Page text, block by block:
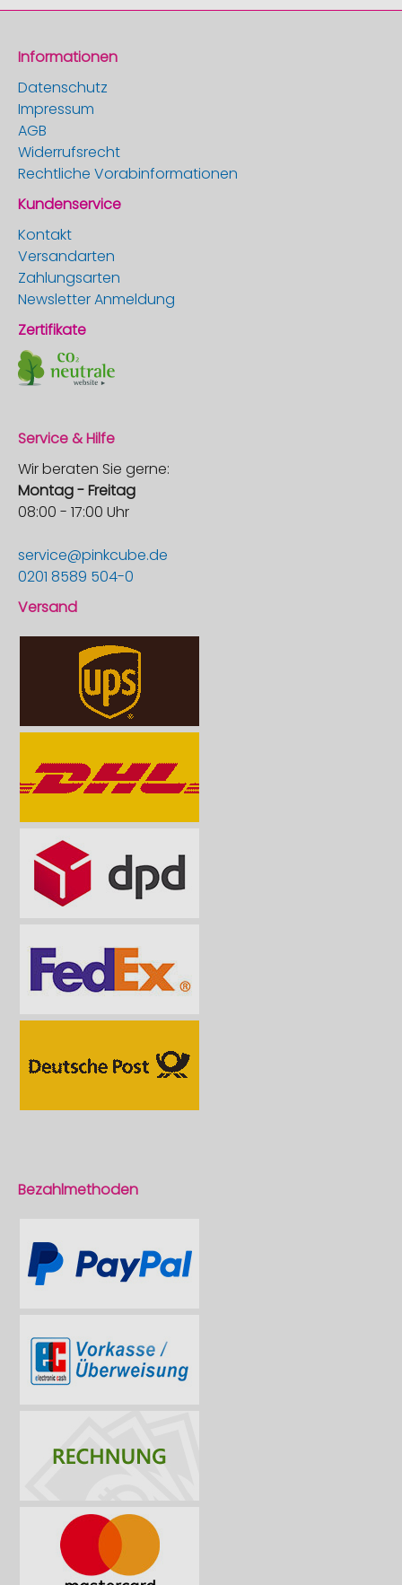
Informationen
Datenschutz
Impressum
AGB
Widerrufsrecht
Rechtliche Vorabinformationen
Kundenservice
Kontakt
Versandarten
Zahlungsarten
Newsletter Anmeldung
Zertifikate
Service & Hilfe
Wir beraten Sie gerne:
Montag - Freitag
08:00 - 17:00 Uhr
service@pinkcube.de
0201 8589 504-0
Versand
Bezahlmethoden